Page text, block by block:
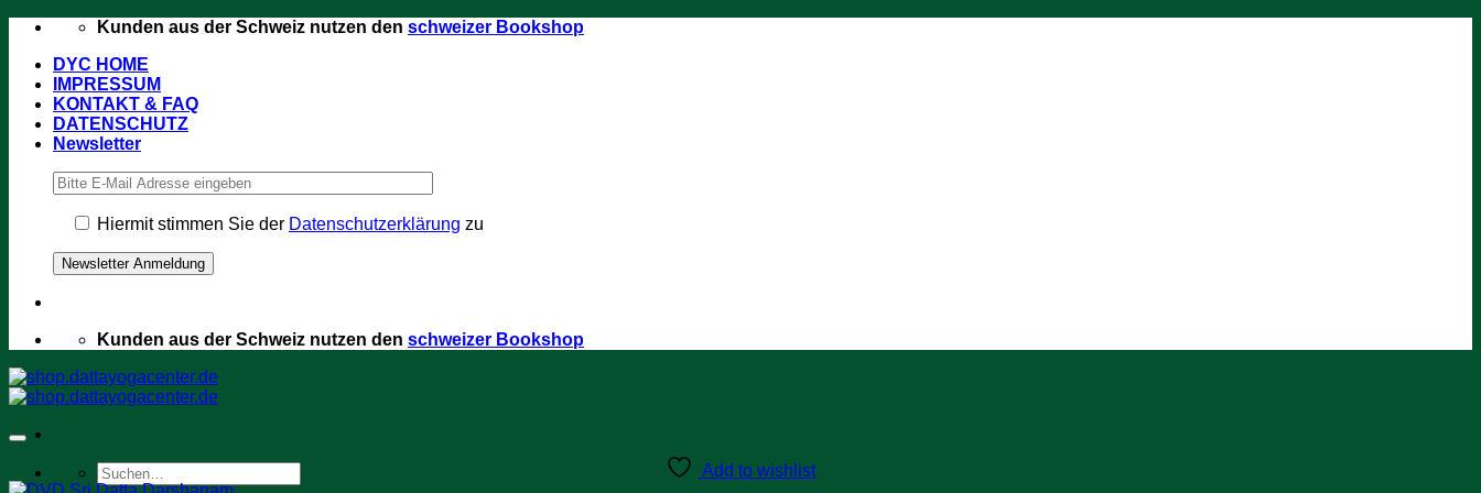
Zum
springen
Kunden aus der Schweiz nutzen den schweizer Bookshop
DYC HOME
IMPRESSUM
KONTAKT & FAQ
DATENSCHUTZ
Newsletter
Hiermit stimmen Sie der Datenschutzerklärung zu
Kunden aus der Schweiz nutzen den schweizer Bookshop
Suchen
Add to wishlist